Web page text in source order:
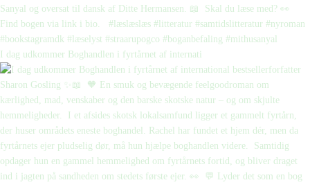
I dag udkommer Boghandlen i fyrtårnet af internati